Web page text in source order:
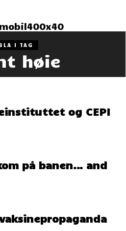
I TAG
høie
og CEPI
på banen… and